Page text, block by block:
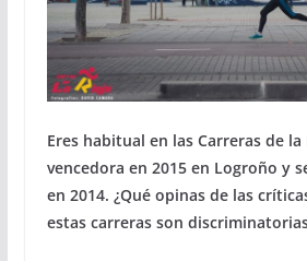
Eres habitual en las Carreras de
vencedora en 2015 en Logroño y
en 2014. ¿Qué opinas de las
estas carreras son